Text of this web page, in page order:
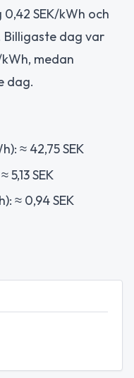
SEK/kWh och
Billigaste dag var
medan
dag.
≈ 42,75 SEK
SEK
≈ 0,94 SEK